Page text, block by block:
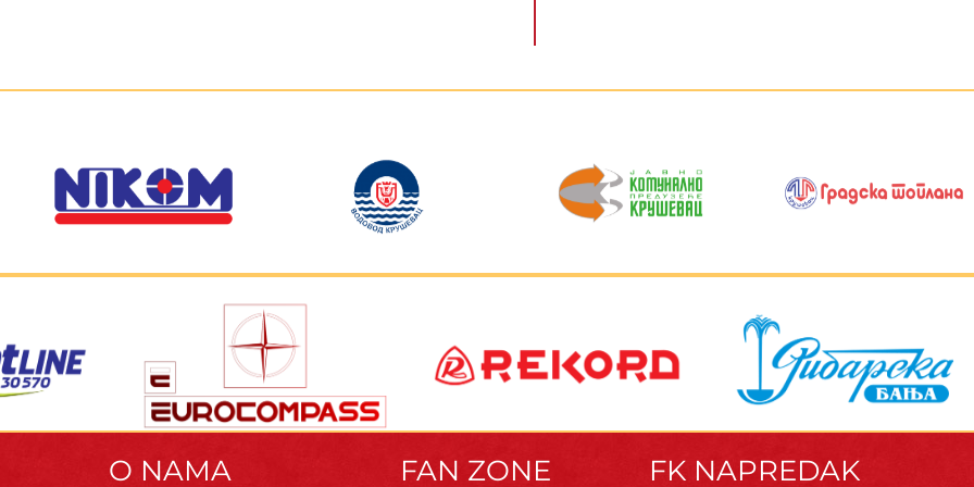
O NAMA FAN ZONE FK NAPREDAK